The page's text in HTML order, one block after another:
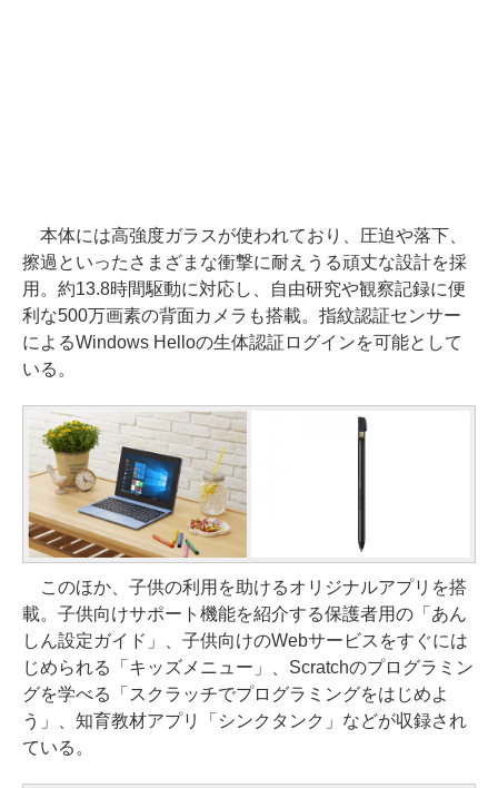
本体には高強度ガラスが使われており、圧迫や落下、
擦過といったさまざまな衝撃に耐えうる頑丈な設計を採
用。約13.8時間駆動に対応し、自由研究や観察記録に便
利な500万画素の背面カメラも搭載。指紋認証センサー
によるWindows Helloの生体認証ログインを可能として
いる。
このほか、子供の利用を助けるオリジナルアプリを搭
載。子供向けサポート機能を紹介する保護者用の「あん
しん設定ガイド」、子供向けのWebサービスをすぐには
じめられる「キッズメニュー」、Scratchのプログラミン
グを学べる「スクラッチでプログラミングをはじめよ
う」、知育教材アプリ「シンクタンク」などが収録され
ている。